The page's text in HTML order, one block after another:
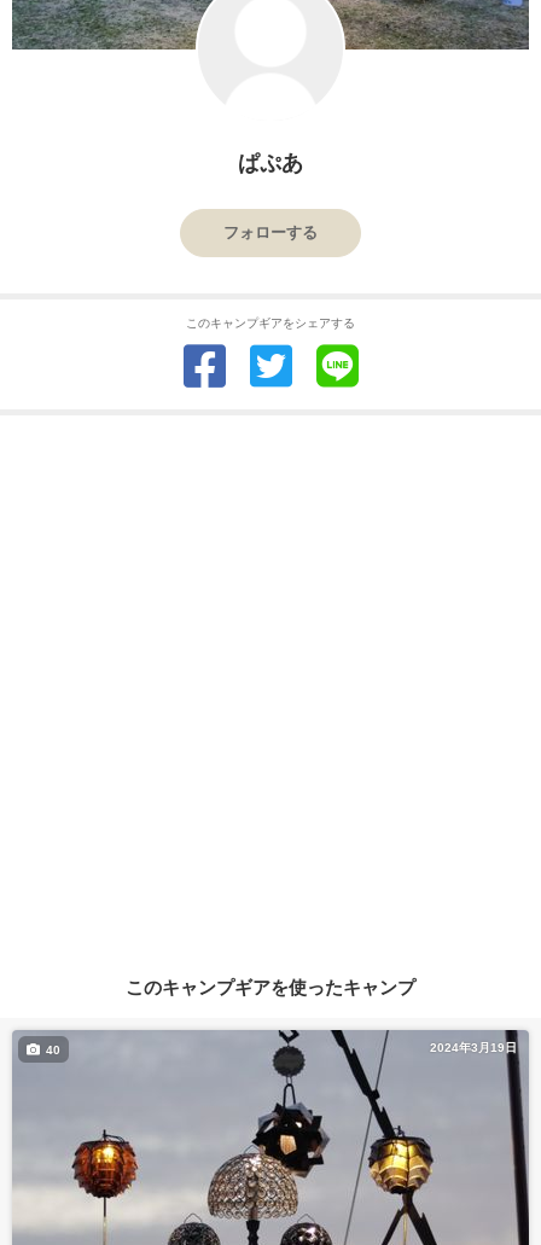
ぱぷあ
フォローする
このキャンプギアをシェアする
このキャンプギアを使ったキャンプ
2024年3月19日
40